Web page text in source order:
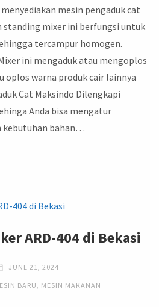
mesin pengaduk cat
standing mixer ini berfungsi untuk
tercampur homogen.
ini mengaduk atau mengoplos
oplos warna produk cair lainnya
Cat Maksindo Dilengkapi
Anda bisa mengatur
kebutuhan bahan…
ARD-404 di Bekasi
JUNE 21, 2024
BARU MESIN MAKANAN